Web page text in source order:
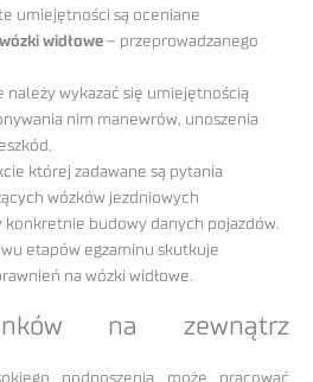
umiejętności są oceniane
widłowe – przeprowadzanego
należy wykazać się umiejętnością
nim manewrów, unoszenia
której zadawane są pytania
wózków jezdniowych
konkretnie budowy danych pojazdów.
etapów egzaminu skutkuje
na wózki widłowe.
na zewnątrz
podnoszenia może pracować